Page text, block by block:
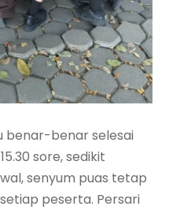
benar-benar selesai
sore, sedikit
senyum puas tetap
peserta. Persari